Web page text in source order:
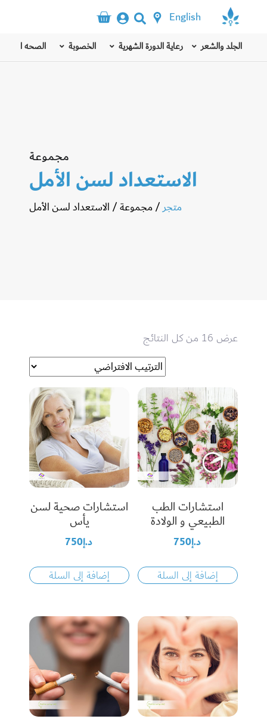
English
الجلد والشعر رعاية الدورة الشهرية الخصوبة الصحه
مجموعة
الاستعداد لسن الأمل
متجر/مجموعة/ الاستعداد لسن الأمل
عرض ⁦16⁩ من كل النتائج
استشارات الطب
الطبيعي و الولادة
د.إ750
إضافة إلى السلة
استشارات صحية لسن
يأس
د.إ750
إضافة إلى السلة